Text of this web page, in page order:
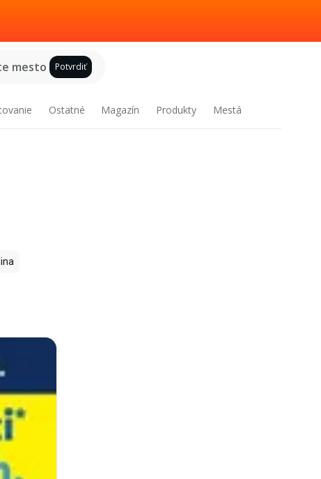
mesto Potvrdiť
Ostatné Magazín Produkty Mestá